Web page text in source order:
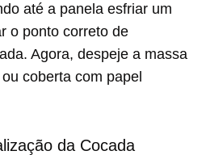
até a panela esfriar um
o ponto correto de
Agora, despeje a massa
coberta com papel
da Cocada